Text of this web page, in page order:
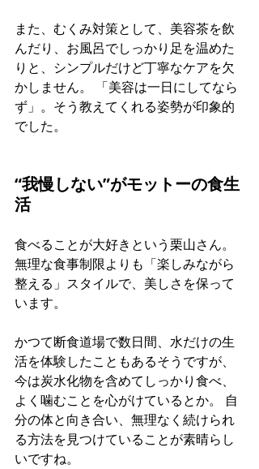
また、むくみ対策として、美容茶を飲
んだり、お風呂でしっかり足を温めた
りと、シンプルだけど丁寧なケアを欠
かしません。 「美容は一日にしてなら
ず」。そう教えてくれる姿勢が印象的
でした。
“我慢しない”がモットーの食生
活
食べることが大好きという栗山さん。
無理な食事制限よりも「楽しみながら
整える」スタイルで、美しさを保って
います。
かつて断食道場で数日間、水だけの生
活を体験したこともあるそうですが、
今は炭水化物を含めてしっかり食べ、
よく噛むことを心がけているとか。 自
分の体と向き合い、無理なく続けられ
る方法を見つけていることが素晴らし
いですね。